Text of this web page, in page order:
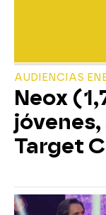
AUDIENCIAS
Neox
jóvenes,
Target